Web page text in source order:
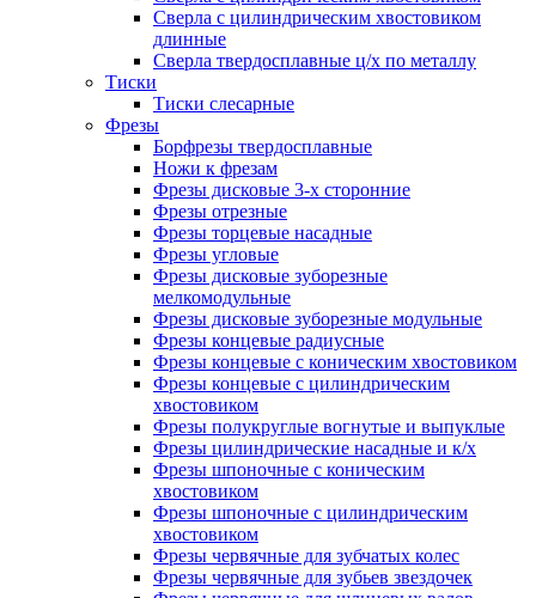
Сверла с цилиндрическим хвостовиком
длинные
Сверла твердосплавные ц/х по металлу
Тиски
Тиски слесарные
Фрезы
Борфрезы твердосплавные
Ножи к фрезам
Фрезы дисковые 3-х сторонние
Фрезы отрезные
Фрезы торцевые насадные
Фрезы угловые
Фрезы дисковые зуборезные
мелкомодульные
Фрезы дисковые зуборезные модульные
Фрезы концевые радиусные
Фрезы концевые с коническим хвостовиком
Фрезы концевые с цилиндрическим
хвостовиком
Фрезы полукруглые вогнутые и выпуклые
Фрезы цилиндрические насадные и к/х
Фрезы шпоночные с коническим
хвостовиком
Фрезы шпоночные с цилиндрическим
хвостовиком
Фрезы червячные для зубчатых колес
Фрезы червячные для зубьев звездочек